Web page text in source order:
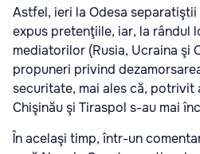
Astfel, ieri la Odesa
expus pretenţiile, iar, la rândul
mediatorilor (Rusia, Ucraina şi
propuneri privind
securitate, mai ales că,
Chişinău şi Tiraspol s-au mai
În acelaşi timp, într-un